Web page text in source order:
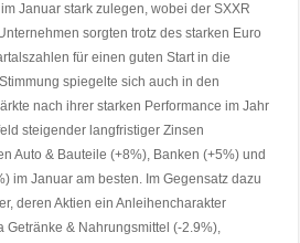
Januar stark zulegen, wobei der SXXR
sorgten trotz des starken Euro
für einen guten Start in die
spiegelte sich auch in den
nach ihrer starken Performance im Jahr
steigender langfristiger Zinsen
Auto & Bauteile (+8%), Banken (+5%) und
im Januar am besten. Im Gegensatz dazu
deren Aktien ein Anleihencharakter
Getränke & Nahrungsmittel (-2.9%),